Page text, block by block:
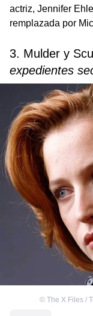
actriz, Jennifer
remplazada por
3. Mulder y
expedientes
© The X Files /